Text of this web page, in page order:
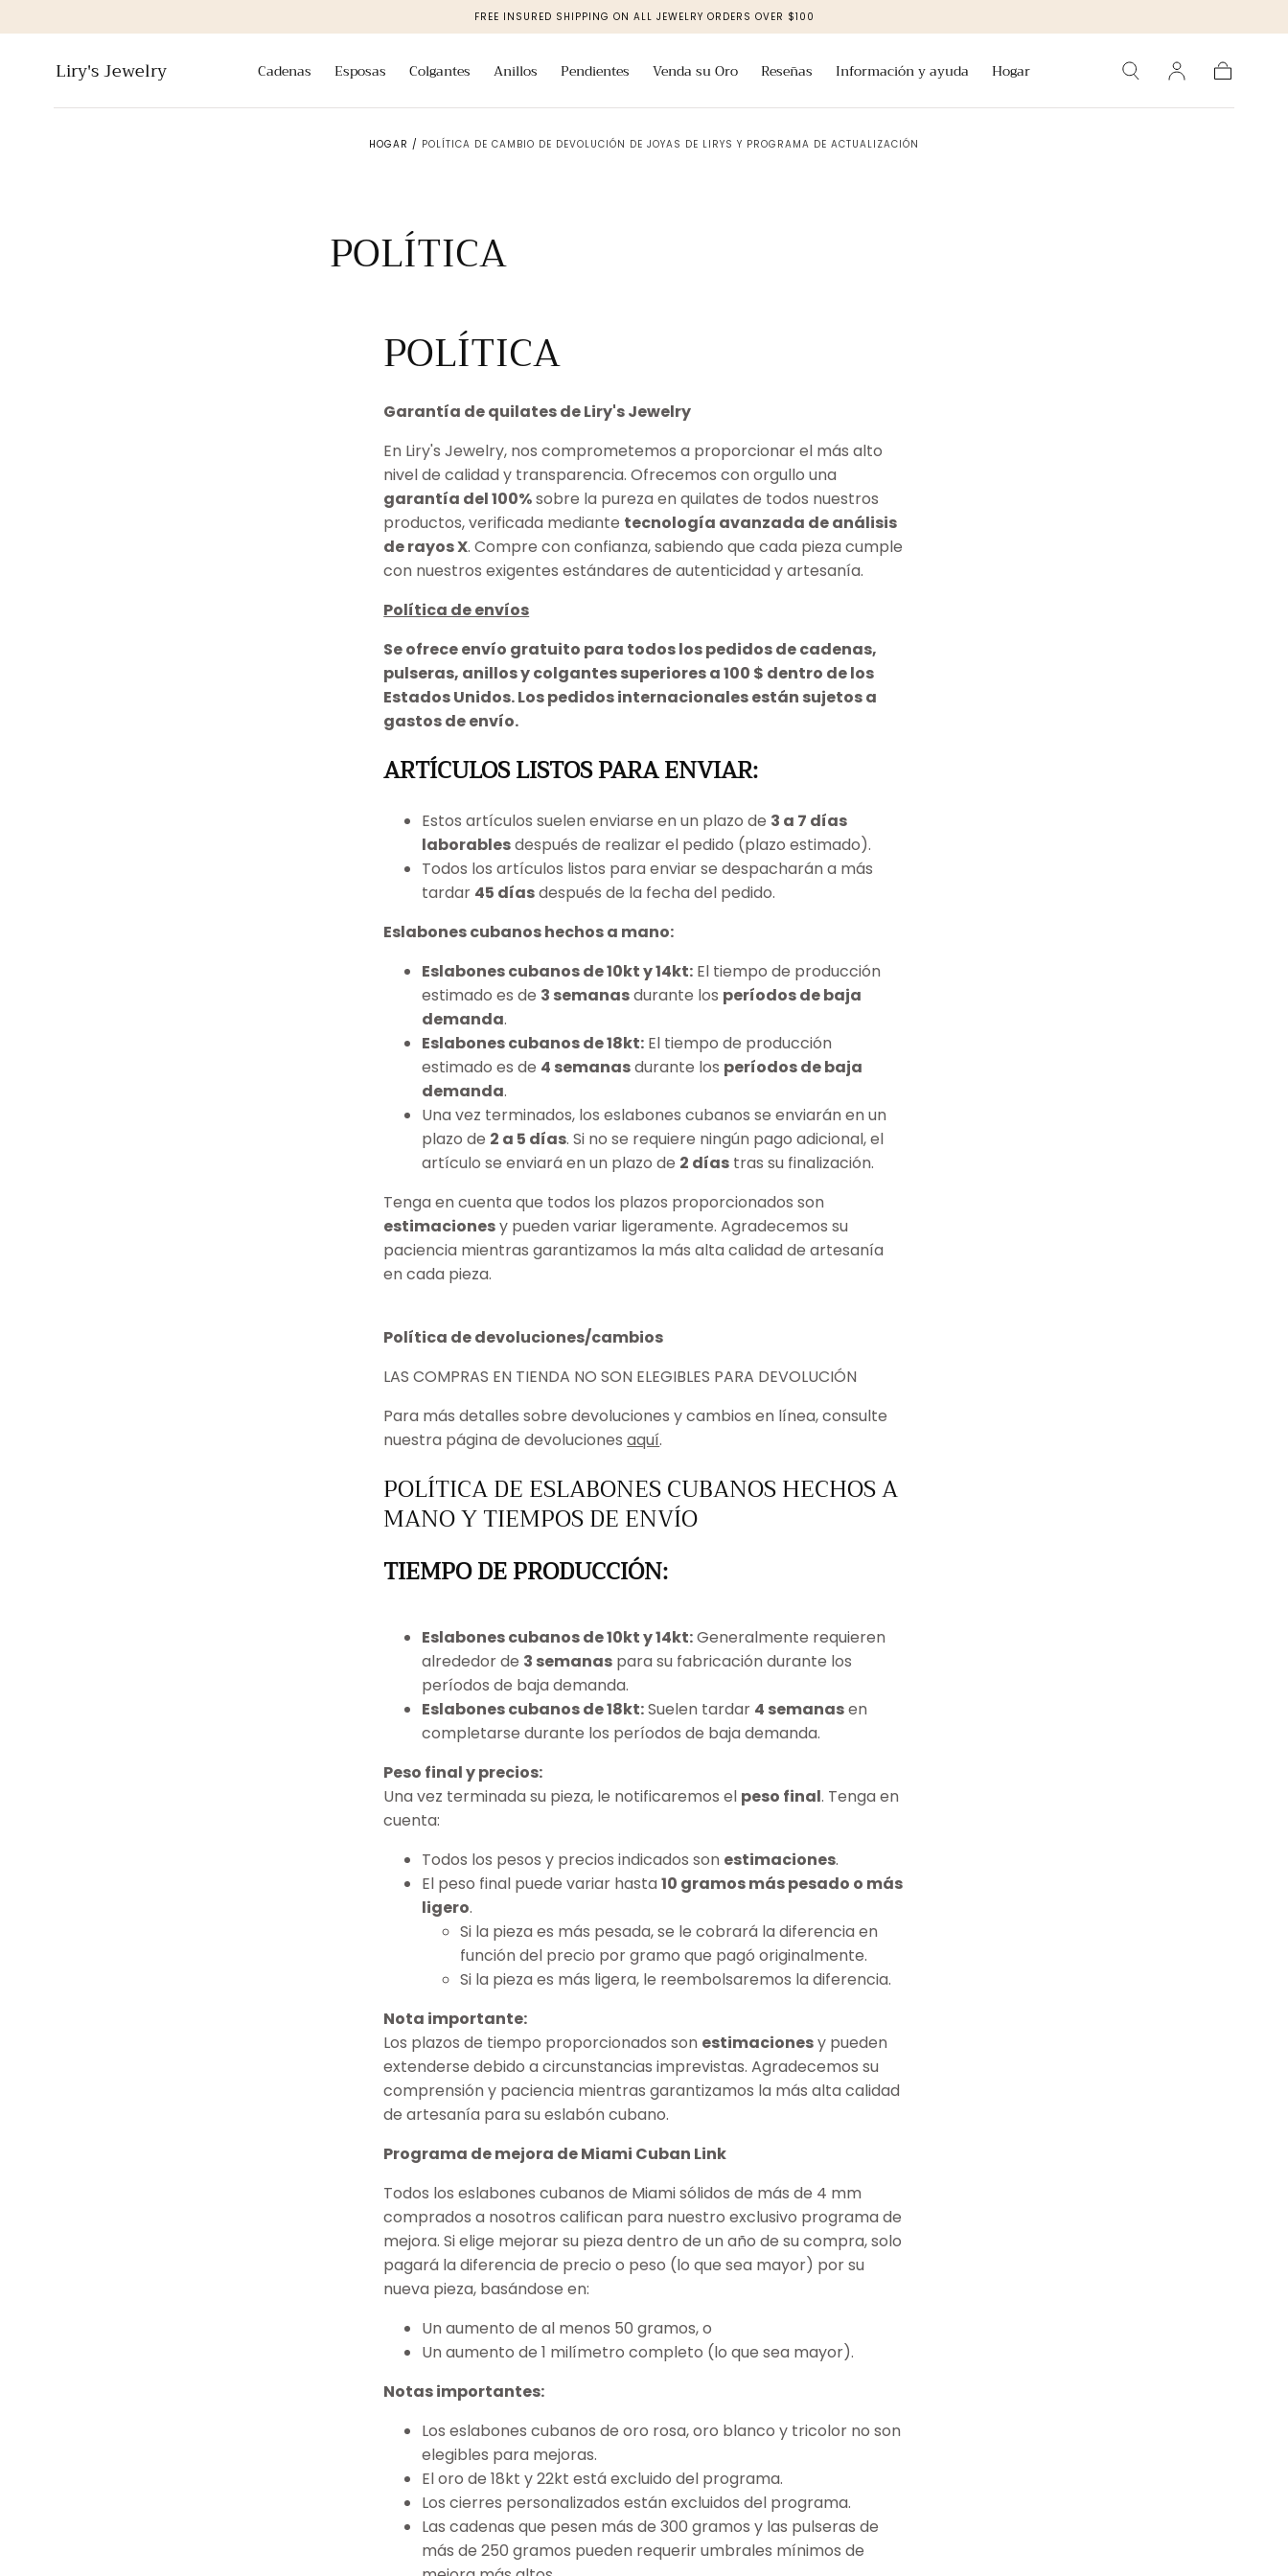
contenido
FREE INSURED SHIPPING ON ALL JEWELRY ORDERS OVER $100
Liry's Jewelry Cadenas Esposas Colgantes Anillos Pendientes Venda su Oro Reseñas Información y ayuda Hogar
HOGAR / POLÍTICA DE CAMBIO DE DEVOLUCIÓN DE JOYAS DE LIRYS Y PROGRAMA DE ACTUALIZACIÓN
POLÍTICA
POLÍTICA
Garantía de quilates de Liry's Jewelry
En Liry's Jewelry, nos comprometemos a proporcionar el más alto
nivel de calidad y transparencia. Ofrecemos con orgullo una
garantía del 100%sobre la pureza en quilates de todos nuestros
productos, verificada mediante tecnología avanzada de análisis
de rayos X. Compre con confianza, sabiendo que cada pieza cumple
con nuestros exigentes estándares de autenticidad y artesanía.
Política de envíos
Se ofrece envío gratuito para todos los pedidos de cadenas,
pulseras, anillos y colgantes superiores a 100 $ dentro de los
Estados Unidos. Los pedidos internacionales están sujetos a
gastos de envío.
ARTÍCULOS LISTOS PARA ENVIAR:
Estos artículos suelen enviarse en un plazo de 3 a 7 días
laborablesdespués de realizar el pedido (plazo estimado).
Todos los artículos listos para enviar se despacharán a más
tardar 45 díasdespués de la fecha del pedido.
Eslabones cubanos hechos a mano:
Eslabones cubanos de 10kt y 14kt: El tiempo de producción
estimado es de 3 semanasdurante los períodos de baja
demanda.
Eslabones cubanos de 18kt: El tiempo de producción
estimado es de 4 semanasdurante los períodos de baja
demanda.
Una vez terminados, los eslabones cubanos se enviarán en un
plazo de 2 a 5 días. Si no se requiere ningún pago adicional, el
artículo se enviará en un plazo de 2 días tras su finalización.
Tenga en cuenta que todos los plazos proporcionados son
estimacionesy pueden variar ligeramente. Agradecemos su
paciencia mientras garantizamos la más alta calidad de artesanía
en cada pieza.
Política de devoluciones/cambios
LAS COMPRAS EN TIENDA NO SON ELEGIBLES PARA DEVOLUCIÓN
Para más detalles sobre devoluciones y cambios en línea, consulte
nuestra página de devoluciones aquí.
POLÍTICA DE ESLABONES CUBANOS HECHOS A
MANO Y TIEMPOS DE ENVÍO
TIEMPO DE PRODUCCIÓN:
Eslabones cubanos de 10kt y 14kt:Generalmente requieren
alrededor de 3 semanas para su fabricación durante los
períodos de baja demanda.
Eslabones cubanos de 18kt:Suelen tardar 4 semanasen
completarse durante los períodos de baja demanda.
Peso final y precios:
Una vez terminada su pieza, le notificaremos el peso final. Tenga en
cuenta:
Todos los pesos y precios indicados son estimaciones.
El peso final puede variar hasta10 gramos más pesado o más
ligero.
Si la pieza es más pesada, se le cobrará la diferencia en
función del precio por gramo que pagó originalmente.
Si la pieza es más ligera, le reembolsaremos la diferencia.
Nota importante:
Los plazos de tiempo proporcionados son estimacionesy pueden
extenderse debido a circunstancias imprevistas. Agradecemos su
comprensión y paciencia mientras garantizamos la más alta calidad
de artesanía para su eslabón cubano.
Programa de mejora de Miami Cuban Link
Todos los eslabones cubanos de Miami sólidos de más de 4 mm
comprados a nosotros califican para nuestro exclusivo programa de
mejora. Si elige mejorar su pieza dentro de un año de su compra, solo
pagará la diferencia de precio o peso (lo que sea mayor) por su
nueva pieza, basándose en:
Un aumento de al menos 50 gramos, o
Un aumento de 1 milímetro completo (lo que sea mayor).
Notas importantes:
Los eslabones cubanos de oro rosa, oro blanco y tricolor no son
elegibles para mejoras.
El oro de 18kt y 22kt está excluido del programa.
Los cierres personalizados están excluidos del programa.
Las cadenas que pesen más de 300 gramos y las pulseras de
más de 250 gramos pueden requerir umbrales mínimos de